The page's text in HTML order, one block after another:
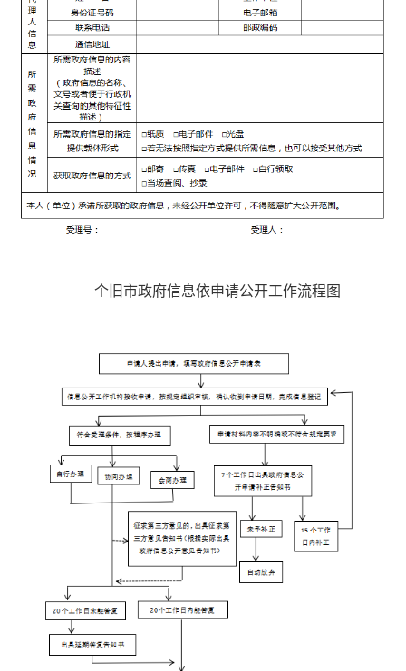
个旧市政府信息依申请公开工作流程图